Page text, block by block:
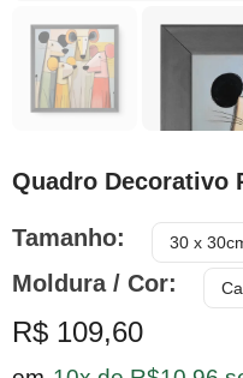
Quadro Decorativo
Tamanho
Moldura / Cor
R$ 109,60